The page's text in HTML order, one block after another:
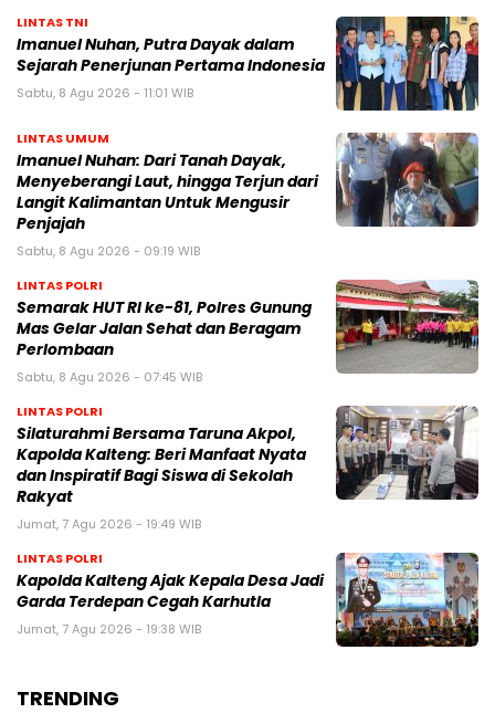
LINTAS TNI
Imanuel Nuhan, Putra Dayak dalam
Sejarah Penerjunan Pertama Indonesia
Sabtu, 8 Agu 2026 - 11:01 WIB
LINTAS UMUM
Imanuel Nuhan: Dari Tanah Dayak,
Menyeberangi Laut, hingga Terjun dari
Langit Kalimantan Untuk Mengusir
Penjajah
Sabtu, 8 Agu 2026 - 09:19 WIB
LINTAS POLRI
Semarak HUT RI ke-81, Polres Gunung
Mas Gelar Jalan Sehat dan Beragam
Perlombaan
Sabtu, 8 Agu 2026 - 07:45 WIB
LINTAS POLRI
Silaturahmi Bersama Taruna Akpol,
Kapolda Kalteng: Beri Manfaat Nyata
dan Inspiratif Bagi Siswa di Sekolah
Rakyat
Jumat, 7 Agu 2026 - 19:49 WIB
LINTAS POLRI
Kapolda Kalteng Ajak Kepala Desa Jadi
Garda Terdepan Cegah Karhutla
Jumat, 7 Agu 2026 - 19:38 WIB
TRENDING